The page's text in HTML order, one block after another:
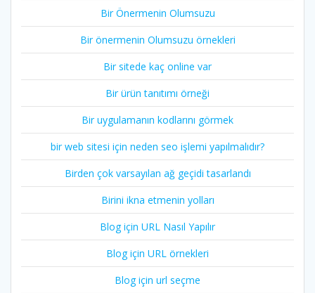
Bir Önermenin Olumsuzu
Bir önermenin Olumsuzu örnekleri
Bir sitede kaç online var
Bir ürün tanıtımı örneği
Bir uygulamanın kodlarını görmek
bir web sitesi için neden seo işlemi yapılmalıdır?
Birden çok varsayılan ağ geçidi tasarlandı
Birini ikna etmenin yolları
Blog için URL Nasıl Yapılır
Blog için URL örnekleri
Blog için url seçme